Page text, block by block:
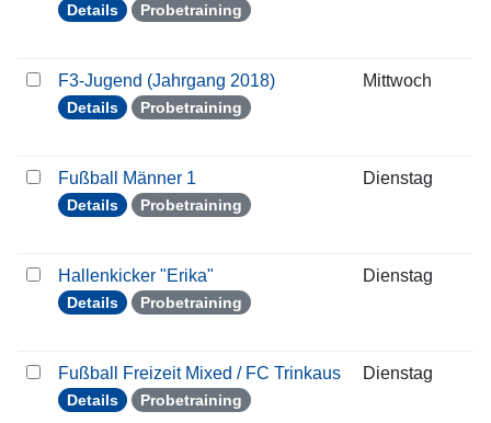
Details Probetraining
F3-Jugend (Jahrgang 2018)
Details Probetraining
Mittwoch
Fußball Männer 1
Details Probetraining
Dienstag
Hallenkicker "Erika"
Details Probetraining
Dienstag
Fußball Freizeit Mixed / FC Trinkaus
Details Probetraining
Dienstag